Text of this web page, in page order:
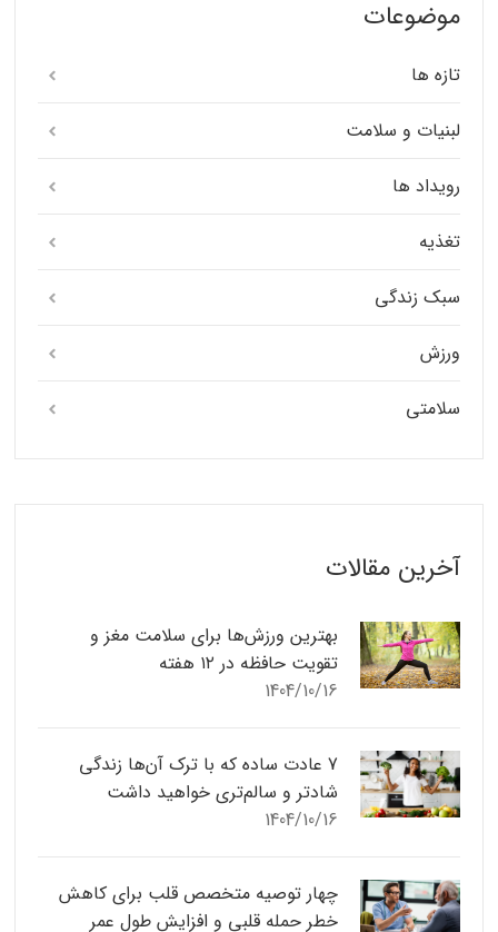
موضوعات
تازه ها
لبنیات و سلامت
رویداد ها
تغذیه
سبک زندگی
ورزش
سلامتی
آخرین مقالات
بهترین ورزش‌ها برای سلامت مغز و
تقویت حافظه در ۱۲ هفته
1404/10/16
7 عادت ساده که با ترک آن‌ها زندگی
شادتر و سالم‌تری خواهید داشت
1404/10/16
چهار توصیه متخصص قلب برای کاهش
خطر حمله قلبی و افزایش طول عمر